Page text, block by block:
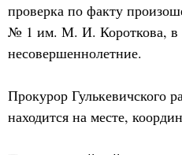
проверка по факту
№ 1 им. М. И. Короткова, в
несовершеннолетние.
Прокурор Гулькевичского
находится на месте,